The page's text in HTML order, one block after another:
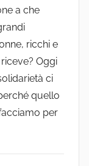
a che
ricchi e
Oggi
ci
quello
per